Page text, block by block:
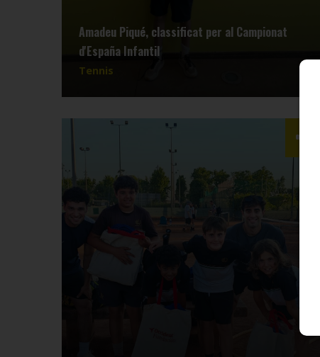
Amadeu Piqué, classificat per al Campionat
d'España Infantil
Tennis